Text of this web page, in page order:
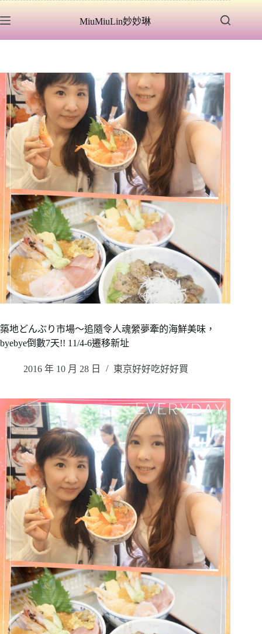
至
容
MiuMiuLin妙妙琳
築地どんぶり市場～追隨令人魂縈夢牽的海鮮美味，
byebye倒數7天!! 11/4-6遷移新址
2016 年 10 月 28 日 東京好好吃好好買